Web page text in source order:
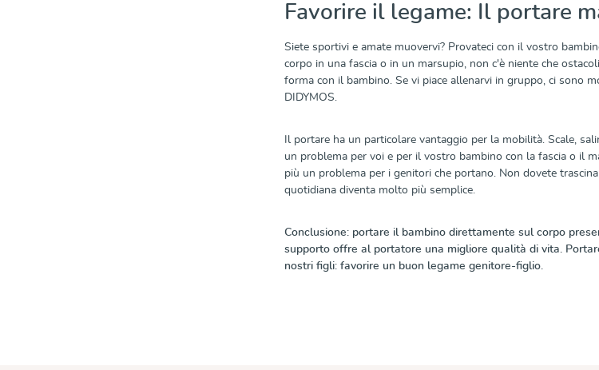
Favorire il legame: Il portare
Siete sportivi e amate muovervi? Provateci con il vostro
corpo in una fascia o in un marsupio, non c'è niente che
forma con il bambino. Se vi piace allenarvi in gruppo, ci sono
DIDYMOS.
Il portare ha un particolare vantaggio per la mobilità. Scale,
un problema per voi e per il vostro bambino con la fascia o il
più un problema per i genitori che portano. Non dovete
quotidiana diventa molto più semplice.
Conclusione: portare il bambino direttamente sul corpo
supporto offre al portatore una migliore qualità di vita.
nostri figli: favorire un buon legame genitore-figlio.